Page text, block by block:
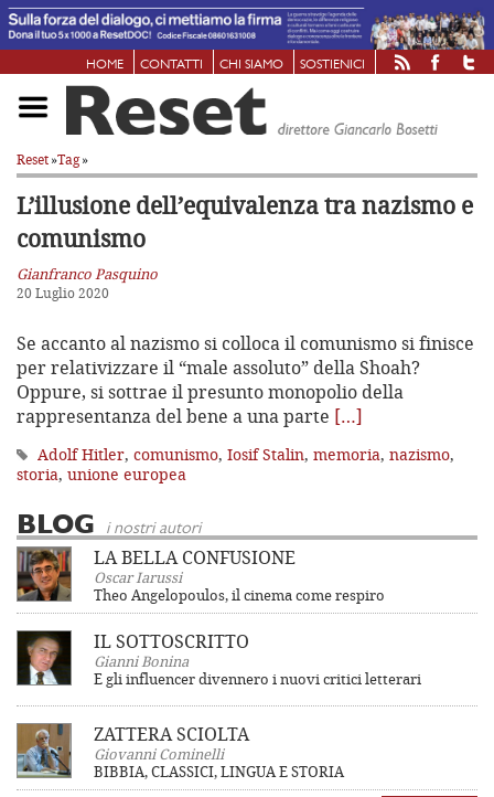
HOME CONTATTI CHI SIAMO SOSTIENICI
Reset»Tag»
L’illusione dell’equivalenza tra nazismo e
comunismo
Gianfranco Pasquino
20 Luglio 2020
Se accanto al nazismo si colloca il comunismo si finisce
per relativizzare il “male assoluto” della Shoah?
Oppure, si sottrae il presunto monopolio della
rappresentanza del bene a una parte […]
Adolf Hitler, comunismo, Iosif Stalin, memoria, nazismo,
storia, unione europea
BLOG i nostri autori
LA BELLA CONFUSIONE
Oscar Iarussi
Theo Angelopoulos, il cinema come respiro
IL SOTTOSCRITTO
Gianni Bonina
E gli influencer divennero i nuovi critici letterari
ZATTERA SCIOLTA
Giovanni Cominelli
BIBBIA, CLASSICI, LINGUA E STORIA